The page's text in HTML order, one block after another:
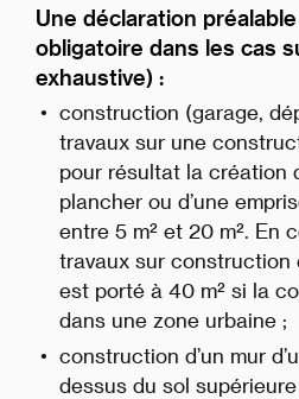
Une déclaration
obligatoire dans les cas
exhaustive) :
construction (garage,
travaux sur une
pour résultat la création
plancher ou d’une
entre 5 m² et 20 m². En
travaux sur construction
est porté à 40 m² si la
dans une zone urbaine ;
construction d’un mur
dessus du sol